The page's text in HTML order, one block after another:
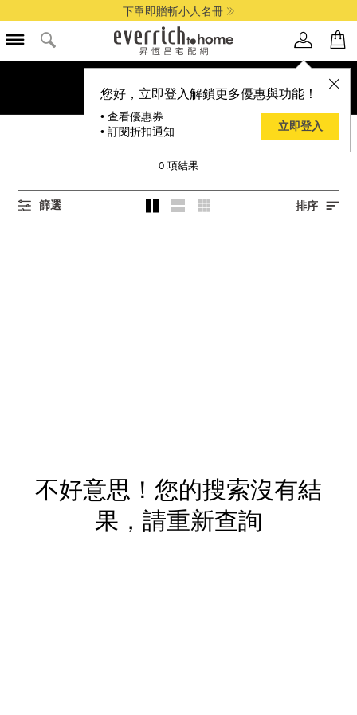
下單即贈斬小人名冊
您好，立即登入解鎖更多優惠與功能！
• 查看優惠券
• 訂閱折扣通知
立即登入
聯興
0 項結果
篩選 排序
不好意思！您的搜索沒有結
果，請重新查詢